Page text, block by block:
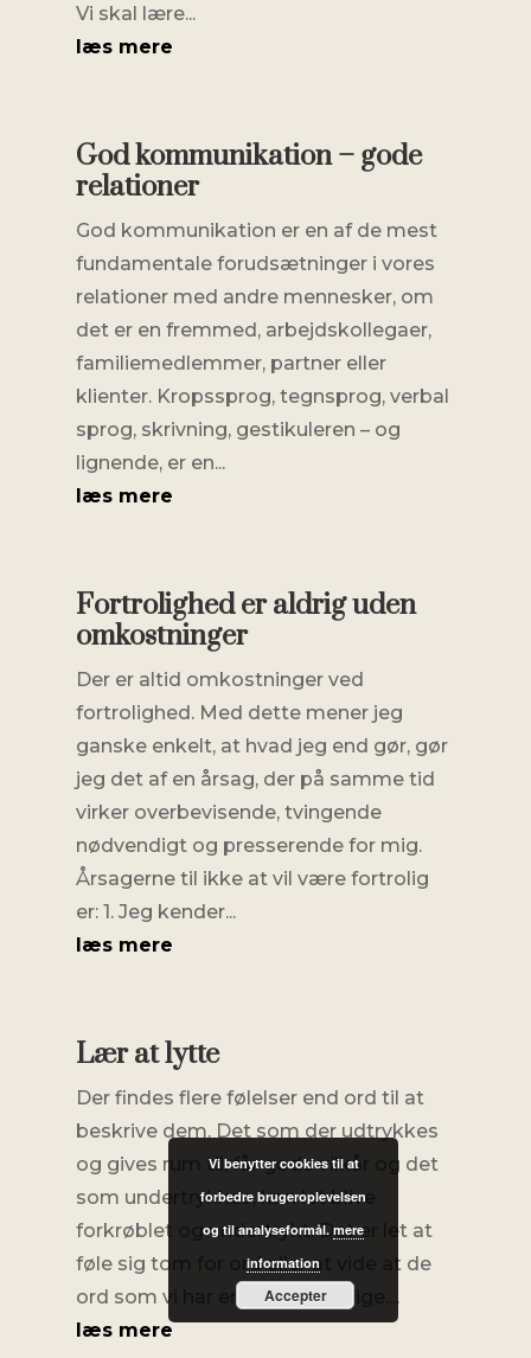
Vi skal lære...
læs mere
God kommunikation – gode
relationer
God kommunikation er en af de mest
fundamentale forudsætninger i vores
relationer med andre mennesker, om
det er en fremmed, arbejdskollegaer,
familiemedlemmer, partner eller
klienter. Kropssprog, tegnsprog, verbal
sprog, skrivning, gestikuleren – og
lignende, er en...
læs mere
Fortrolighed er aldrig uden
omkostninger
Der er altid omkostninger ved
fortrolighed. Med dette mener jeg
ganske enkelt, at hvad jeg end gør, gør
jeg det af en årsag, der på samme tid
virker overbevisende, tvingende
nødvendigt og presserende for mig.
Årsagerne til ikke at vil være fortrolig
er: 1. Jeg kender...
læs mere
Lær at lytte
Der findes flere følelser end ord til at
beskrive dem. Det som der udtrykkes
og gives rum til, får gode vilkår og det
som undertrykkes, kan let blive
forkrøblet og undertrykt. Det er let at
føle sig tom for ord eller at vide at de
ord som vi har er utilstrækkelige....
læs mere
Vi benytter cookies til at
forbedre brugeroplevelsen
og til analyseformål. mere
information
Accepter